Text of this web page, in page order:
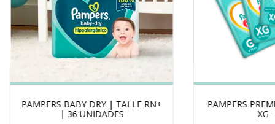
PAMPERS BABY DRY | TALLE RN+
| 36 UNIDADES
PAMPERS
XG